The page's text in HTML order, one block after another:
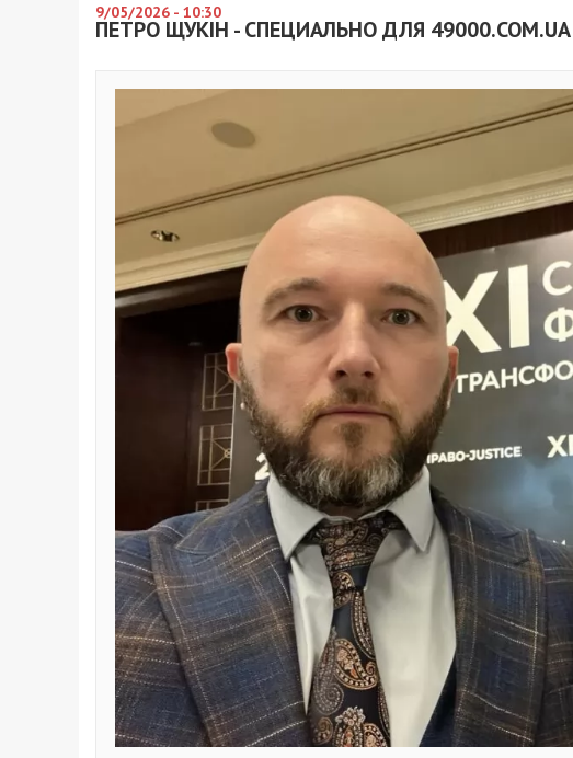
9/05/2026 - 10:30
ПЕТРО ЩУКІН - СПЕЦИАЛЬНО ДЛЯ 49000.COM.UA